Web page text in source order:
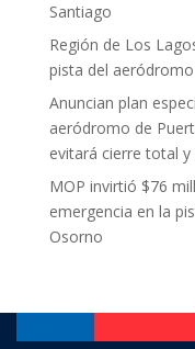
Santiago
Región de Los
pista del
Anuncian plan
aeródromo de
evitará cierre total
MOP invirtió $76
emergencia en la
Osorno